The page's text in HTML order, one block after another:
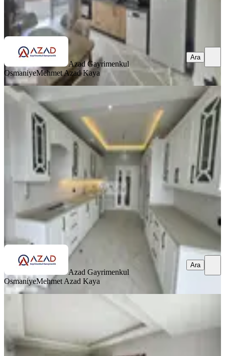
Azad Gayrimenkul OsmaniyeMehmet Azad Kaya
Ara
Azad Gayrimenkul
OsmaniyeMehmet Azad Kaya
Ara
BALKONLU
Azad-fakıuşağı Mah. Polis Karakolu
Civarı Satılık 4+1 Daire
Merkez, Fakıuşağı Mahallesi
4+1 · 185 m²·1. Kat·11.07.2026
5.750.000 ₺
Azad Gayrimenkul Osmaniye Mehmet Azad Kaya
Azad Gayrimenkul
OsmaniyeMehmet Azad Kaya
Ara
Satılık 4+1 (165m2) Açık Mutfak
Merkez, Fakıuşağı Mahallesi